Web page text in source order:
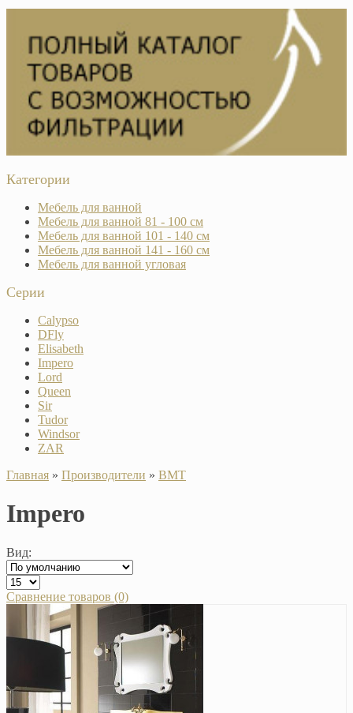
Категории
Мебель для ванной
Мебель для ванной 81 - 100 см
Мебель для ванной 101 - 140 см
Мебель для ванной 141 - 160 см
Мебель для ванной угловая
Серии
Calypso
DFly
Elisabeth
Impero
Lord
Queen
Sir
Tudor
Windsor
ZAR
Главная » Производители » BMT
Impero
Вид:
Сравнение товаров (0)